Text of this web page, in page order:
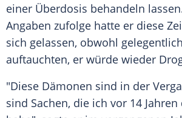
einer Überdosis behandeln
Angaben zufolge hatte er diese
sich gelassen, obwohl
auftauchten, er würde wieder
"Diese Dämonen sind in der
sind Sachen, die ich vor 14